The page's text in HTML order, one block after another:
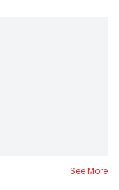
See More